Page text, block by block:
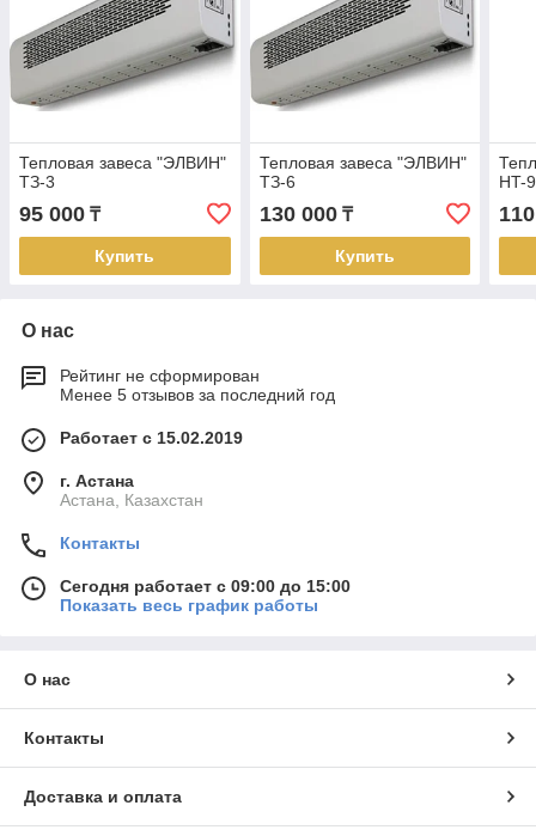
Тепловая завеса "ЭЛВИН"
ТЗ-3
95 000 ₸
Купить
Тепловая завеса "ЭЛВИН"
ТЗ-6
130 000₸
Купить
HT-
О нас
Рейтинг не сформирован
Менее 5 отзывов за последний год
Работает с 15.02.2019
г. Астана
Астана, Казахстан
Контакты
Сегодня работает с 09:00 до 15:00
Показать весь график работы
О нас
Контакты
Доставка и оплата